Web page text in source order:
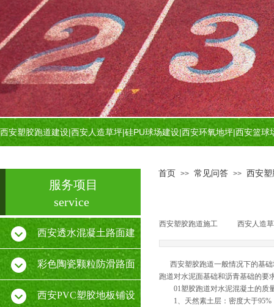
西安塑胶跑道建设|西安人造草坪|硅PU球场建设|西安环氧地坪|西安篮球
服务项目
service
首页 >> 常见问答 >> 西安
西安塑胶跑道施工 西安人造
西安塑胶跑道一般情况下的基础
跑道对水泥面基础和沥青基础的要
01塑胶跑道对水泥混凝土的质
1、天然素土层：密度大于95%
西安透水混凝土路面建
设 彩色陶瓷颗粒防滑路面
施工 西安PVC塑胶地板铺设